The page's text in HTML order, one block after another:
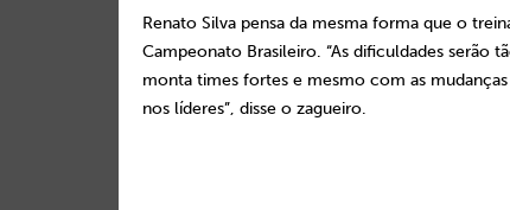
Renato Silva pensa da mesma forma que o
Campeonato Brasileiro. “As dificuldades serão
monta times fortes e mesmo com as
nos líderes”, disse o zagueiro.